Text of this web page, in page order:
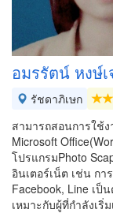
อมรรัตน์ หงษ์
รัชดาภิเษก
สามารถสอนการใช้
Microsoft
โปรแกรมPhoto
อินเตอร์เน็ต เช่น กา
Facebook, Line เป็
เหมาะกับผู้ที่กำลังเริ่